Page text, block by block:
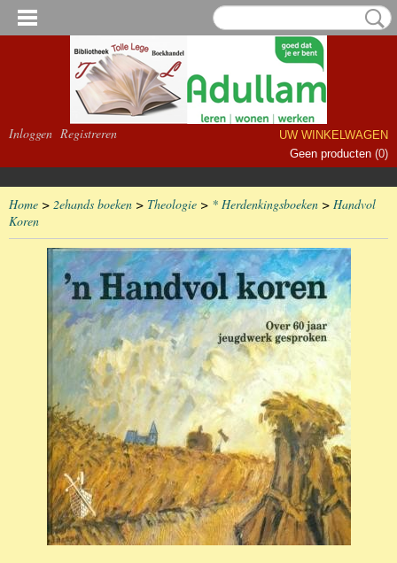
Inloggen Registreren
UW WINKELWAGEN
Geen producten (0)
Home > 2ehands boeken > Theologie > * Herdenkingsboeken > Handvol
Koren